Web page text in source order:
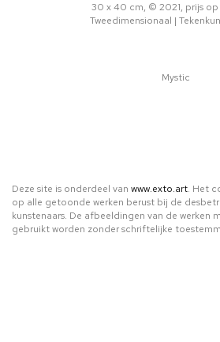
30 x 40 cm, © 2021, prijs op
Tweedimensionaal |
Mystic
Deze site is onderdeel van www.exto.art. Het
op alle getoonde werken berust bij de
kunstenaars. De afbeeldingen van de werken
gebruikt worden zonder schriftelijke